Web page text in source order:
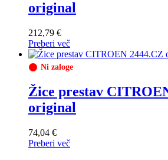
original
212,79 €
Preberi več
Ni zaloge
Žice prestav
original
74,04 €
Preberi več